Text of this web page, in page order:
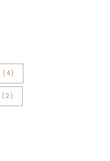
(4)
(2)